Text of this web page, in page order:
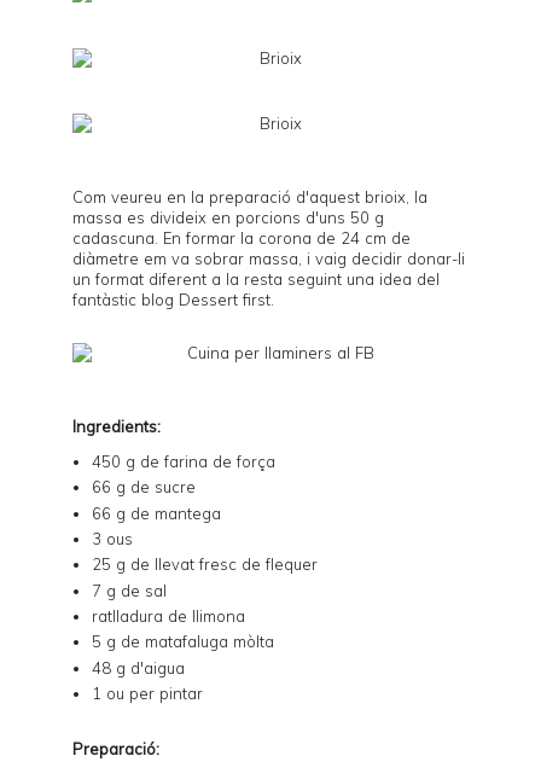
Com veureu en la preparació d'aquest brioix, la
massa es divideix en porcions d'uns 50 g
cadascuna. En formar la corona de 24 cm de
diàmetre em va sobrar massa, i vaig decidir donar-li
un format diferent a la resta seguint una idea del
fantàstic blog Dessert first
Ingredients:
450 g de farina de força
66 g de sucre
66 g de mantega
3 ous
25 g de llevat fresc de flequer
7 g de sal
ratlladura de llimona
5 g de matafaluga mòlta
48 g d'aigua
1 ou per pintar
Preparació: